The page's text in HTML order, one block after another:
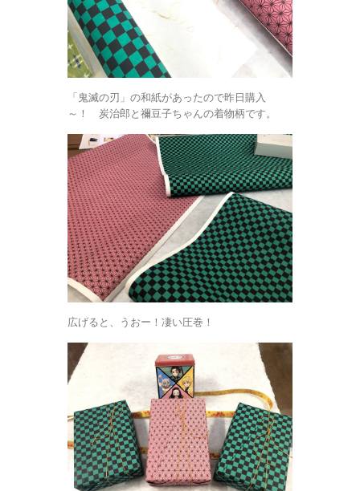
「鬼滅の刃」の和紙があったので昨日購入
～！ 炭治郎と禰豆子ちゃんの着物柄です。
広げると、うおー！凄い圧巻！